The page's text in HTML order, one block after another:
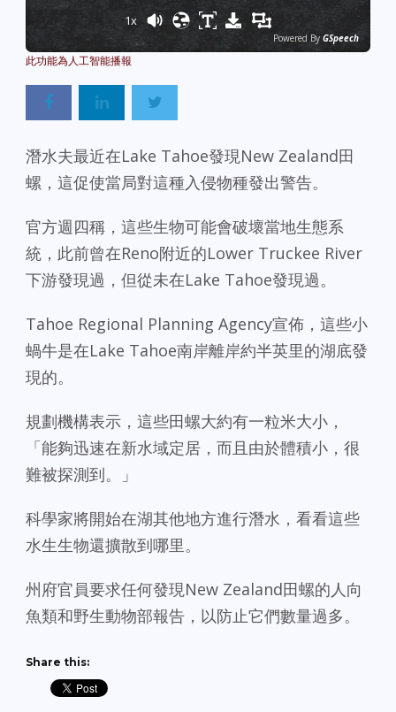
1x
Powered By GSpeech
潛水夫最近在Lake Tahoe發現New Zealand田
螺，這促使當局對這種入侵物種發出警告。
官方週四稱，這些生物可能會破壞當地生態系
統，此前曾在Reno附近的Lower Truckee River
下游發現過，但從未在Lake Tahoe發現過。
Tahoe Regional Planning Agency宣佈，這些小
蝸牛是在Lake Tahoe南岸離岸約半英里的湖底發
現的。
規劃機構表示，這些田螺大約有一粒米大小，
「能夠迅速在新水域定居，而且由於體積小，很
難被探測到。」
科學家將開始在湖其他地方進行潛水，看看這些
水生生物還擴散到哪里。
州府官員要求任何發現New Zealand田螺的人向
魚類和野生動物部報告，以防止它們數量過多。
Share this: